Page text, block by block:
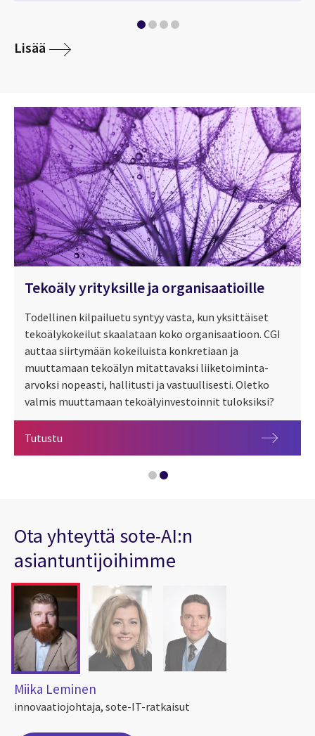
Lisää
Helsingin Lääkäripäivät 2026
Tekoäly yrityksille ja organisaatioille
Todellinen kilpailuetu syntyy vasta, kun yksittäiset
tekoälykokeilut skaalataan koko organisaatioon. CGI
auttaa siirtymään kokeiluista konkretiaan ja
muuttamaan tekoälyn mitattavaksi liiketoiminta-
arvoksi nopeasti, hallitusti ja vastuullisesti. Oletko
valmis muuttamaan tekoälyinvestoinnit tuloksiksi?
Tutustu
Ota yhteyttä sote-AI:n
asiantuntijoihimme
Miika Leminen
innovaatiojohtaja, sote-IT-ratkaisut